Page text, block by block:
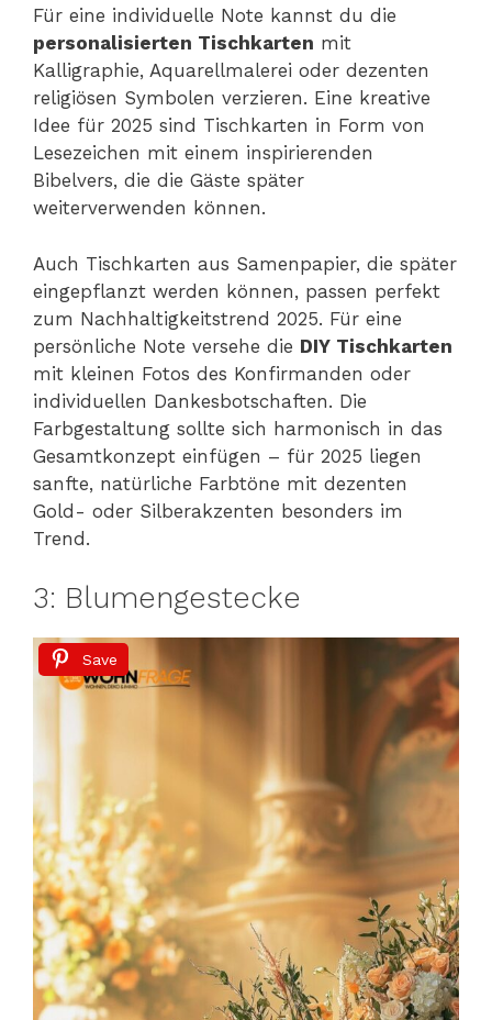
Für eine individuelle Note kannst du die
personalisierten Tischkarten mit
Kalligraphie, Aquarellmalerei oder dezenten
religiösen Symbolen verzieren. Eine kreative
Idee für 2025 sind Tischkarten in Form von
Lesezeichen mit einem inspirierenden
Bibelvers, die die Gäste später
weiterverwenden können.
Auch Tischkarten aus Samenpapier, die später
eingepflanzt werden können, passen perfekt
zum Nachhaltigkeitstrend 2025. Für eine
persönliche Note versehe die DIY Tischkarten
mit kleinen Fotos des Konfirmanden oder
individuellen Dankesbotschaften. Die
Farbgestaltung sollte sich harmonisch in das
Gesamtkonzept einfügen – für 2025 liegen
sanfte, natürliche Farbtöne mit dezenten
Gold- oder Silberakzenten besonders im
Trend.
3: Blumengestecke
Save